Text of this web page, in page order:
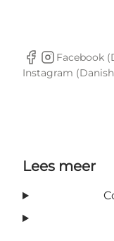
Facebook
Instagram
Facebook
Instagram
Lees meer